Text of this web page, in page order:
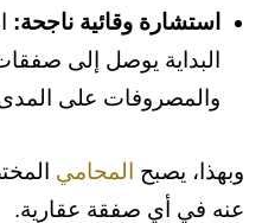
استشارة وقائية ناجحة:
البداية يوصل إلى
والمصروفات على
وبهذا، يصبح المحامي
عنه في أي صفقة عقارية.